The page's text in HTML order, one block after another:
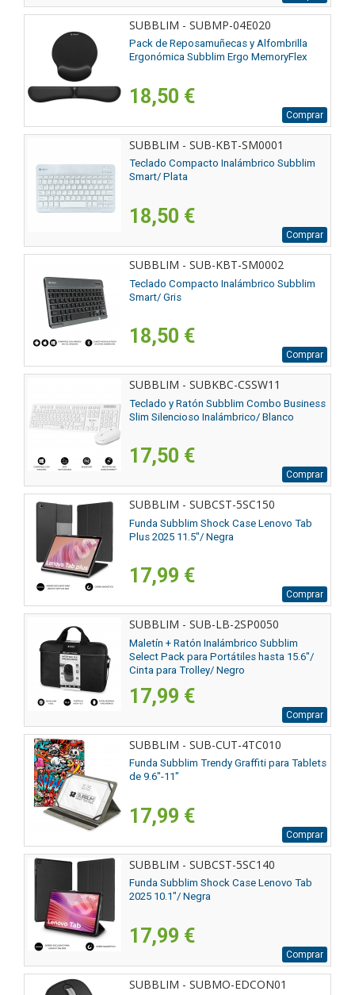
SUBBLIM - SUBMP-04E020
Pack de Reposamuñecas y Alfombrilla
Ergonómica Subblim Ergo MemoryFlex
18,50 €
Comprar
SUBBLIM - SUB-KBT-SM0001
Teclado Compacto Inalámbrico Subblim
Smart/ Plata
18,50 €
Comprar
SUBBLIM - SUB-KBT-SM0002
Teclado Compacto Inalámbrico Subblim
Smart/ Gris
18,50 €
Comprar
SUBBLIM - SUBKBC-CSSW11
Teclado y Ratón Subblim Combo Business
Slim Silencioso Inalámbrico/ Blanco
17,50 €
Comprar
SUBBLIM - SUBCST-5SC150
Funda Subblim Shock Case Lenovo Tab
Plus 2025 11.5"/ Negra
17,99 €
Comprar
SUBBLIM - SUB-LB-2SP0050
Maletín + Ratón Inalámbrico Subblim
Select Pack para Portátiles hasta 15.6"/
Cinta para Trolley/ Negro
17,99 €
Comprar
SUBBLIM - SUB-CUT-4TC010
Funda Subblim Trendy Graffiti para Tablets
de 9.6"-11"
17,99 €
Comprar
SUBBLIM - SUBCST-5SC140
Funda Subblim Shock Case Lenovo Tab
2025 10.1"/ Negra
17,99 €
Comprar
SUBBLIM - SUBMO-EDCON01